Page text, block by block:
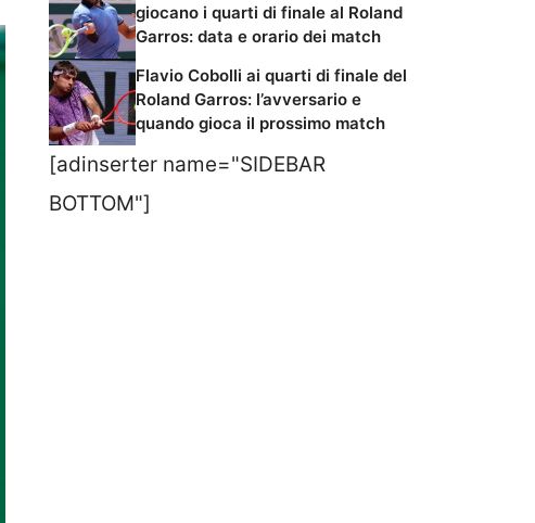
giocano i quarti di finale al Roland
Garros: data e orario dei match
Flavio Cobolli ai quarti di finale del
Roland Garros: l’avversario e
quando gioca il prossimo match
[adinserter name="SIDEBAR
BOTTOM"]